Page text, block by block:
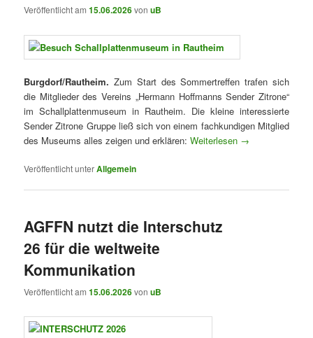
Veröffentlicht am15.06.2026vonuB
Burgdorf/Rautheim. Zum Start des Sommertreffen trafen sich
die Mitglieder des Vereins „Hermann Hoffmanns Sender Zitrone“
im Schallplattenmuseum in Rautheim. Die kleine interessierte
Sender Zitrone Gruppe ließ sich von einem fachkundigen Mitglied
des Museums alles zeigen und erklären:Weiterlesen →
Veröffentlicht unterAllgemein
AGFFN nutzt die Interschutz
26 für die weltweite
Kommunikation
Veröffentlicht am15.06.2026vonuB